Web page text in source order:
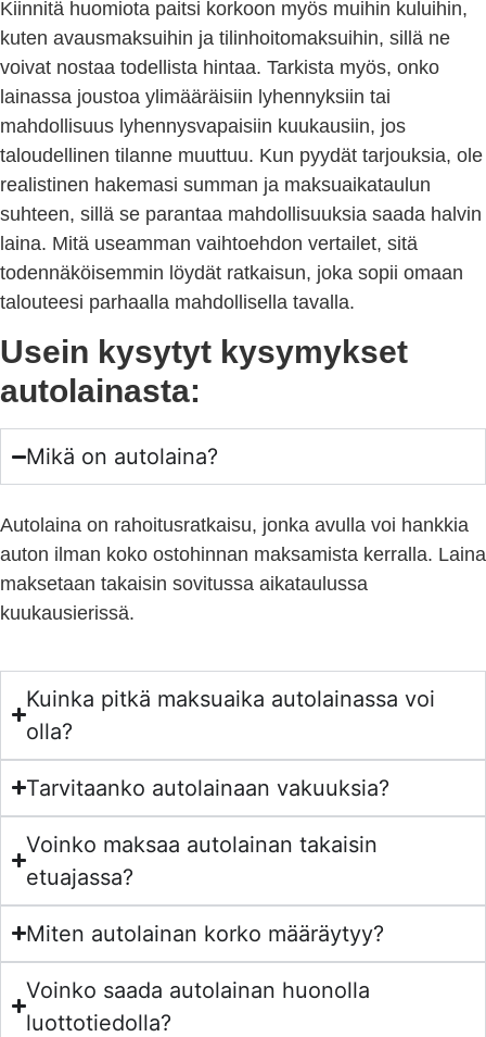
Kiinnitä huomiota paitsi korkoon myös muihin kuluihin,
kuten avausmaksuihin ja tilinhoitomaksuihin, sillä ne
voivat nostaa todellista hintaa. Tarkista myös, onko
lainassa joustoa ylimääräisiin lyhennyksiin tai
mahdollisuus lyhennysvapaisiin kuukausiin, jos
taloudellinen tilanne muuttuu. Kun pyydät tarjouksia, ole
realistinen hakemasi summan ja maksuaikataulun
suhteen, sillä se parantaa mahdollisuuksia saada halvin
laina. Mitä useamman vaihtoehdon vertailet, sitä
todennäköisemmin löydät ratkaisun, joka sopii omaan
talouteesi parhaalla mahdollisella tavalla.
Usein kysytyt kysymykset
autolainasta:
Mikä on autolaina?
Autolaina on rahoitusratkaisu, jonka avulla voi hankkia
auton ilman koko ostohinnan maksamista kerralla. Laina
maksetaan takaisin sovitussa aikataulussa
kuukausierissä.
Kuinka pitkä maksuaika autolainassa voi
olla?
Tarvitaanko autolainaan vakuuksia?
Voinko maksaa autolainan takaisin
etuajassa?
Miten autolainan korko määräytyy?
Voinko saada autolainan huonolla
luottotiedolla?